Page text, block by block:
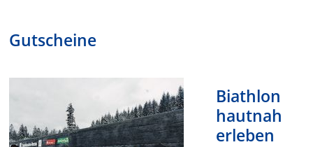
Gutscheine
Biathlon
hautnah
erleben